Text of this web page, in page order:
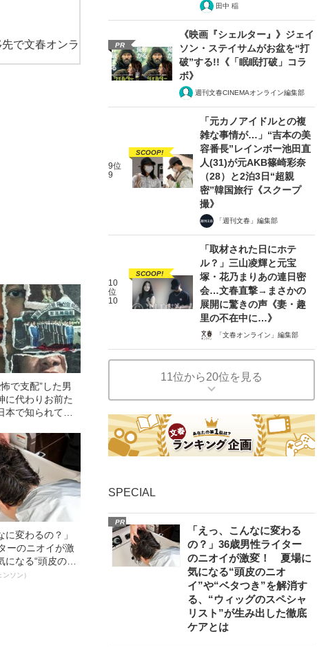
先で文春オンラ
で支配”した男
代わりお前た
本で知られてい
に変わるの？」
ーのニオイが激
なる“頭皮のニ
”を解消す
ソン）
田中 稲
PR
《映画『シェルター』》ジェイ
ソン・ステイサムがお盆を“打
破”する!!《「眠眠打破」コラ
ボ》
週刊文春CINEMAオンライン編集部
9位
9
SCOOP!
「元カノアイドルとの複
雑な事情が…」“吉本の美
容番長”レインボー池田直
人(31)が元AKB篠崎彩奈
（28）と2泊3日“超親
密”韓国旅行《スクープ
撮》
「週刊文春」編集部
10
位
10
SCOOP!
「取材された日にホテ
ル？」三山凌輝と元宝
塚・花乃まりあの連日密
会…文春直撃→まさかの
展開に驚きの声《妻・趣
里の不在中に…》
「文春オンライン」編集部
11位から20位を見る
SPECIAL
PR
「えっ、こんなに変わる
の？」36歳男性ライター
のニオイが激変！ 夏場に
気になる“頭皮のニオ
イ”や“ベタつき”を解消す
る、“ウィッグのスペシャ
リスト”が生み出した徹底
ケアとは